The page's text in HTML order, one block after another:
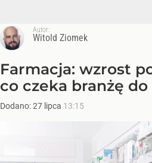
Autor:
Witold Ziomek
Farmacja: wzrost
co czeka branżę
Dodano:27 lipca 13:15